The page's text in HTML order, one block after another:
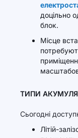
доцільно
блок.
Місце
ТИПИ
Сьогодні
Літій-